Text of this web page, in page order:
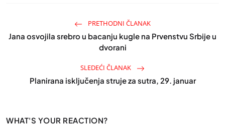
PRETHODNI ČLANAK
Jana osvojila srebro u bacanju kugle na Prvenstvu Srbije u
dvorani
SLEDEĆI ČLANAK
Planirana isključenja struje za sutra, 29. januar
WHAT'S YOUR REACTION?